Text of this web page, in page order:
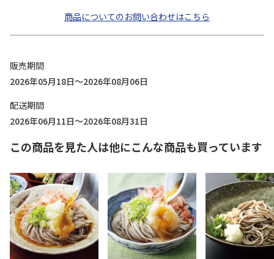
商品についてのお問い合わせはこちら
販売期間
2026年05月18日～2026年08月06日
配送期間
2026年06月11日～2026年08月31日
この商品を見た人は他にこんな商品も買っています